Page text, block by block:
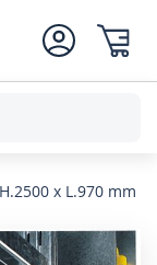
x L.970 mm